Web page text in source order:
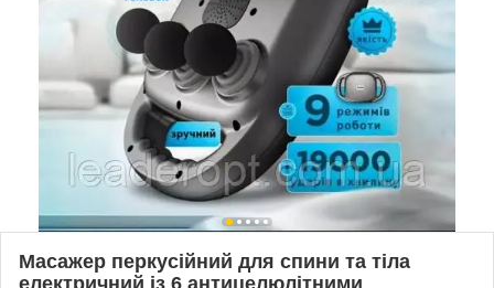
Масажер перкусійний для спини та тіла
електричний із 6 антицелюлітними